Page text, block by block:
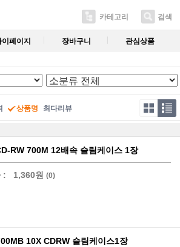
카테고리 검색
이페이지 장바구니 관심상품
상품명 최다리뷰
RW 700M 12배속 슬림케이스 1장
: 1,360원 (0)
10X CDRW 슬림케이스1장